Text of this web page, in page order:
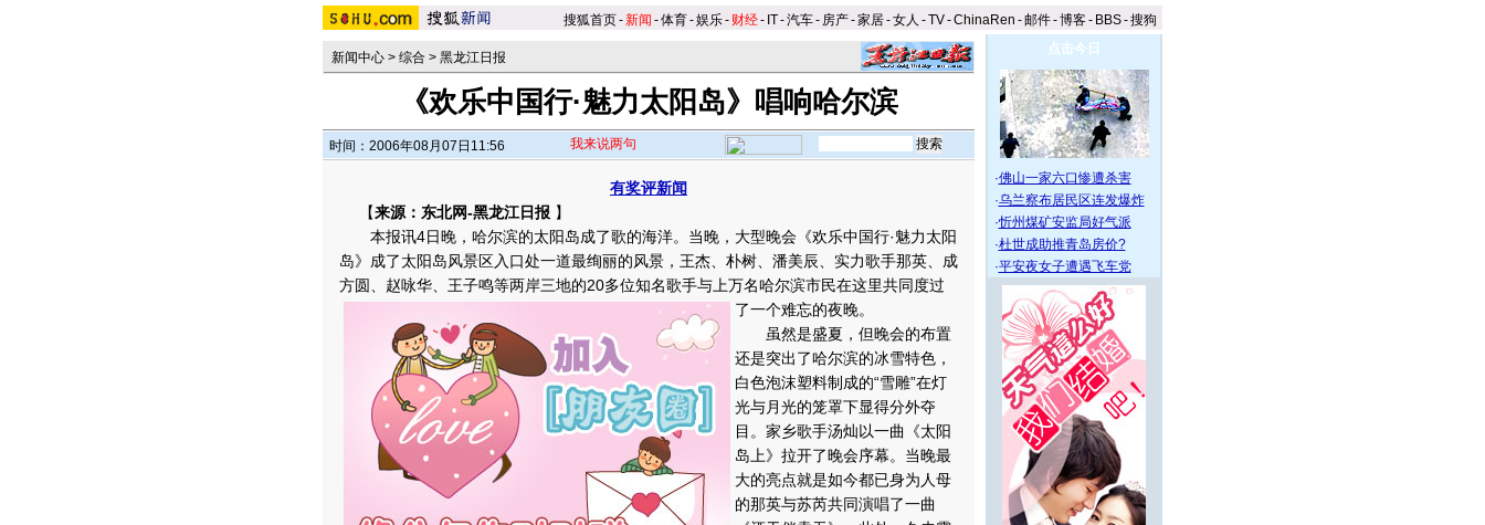
搜狐首页-新闻 -体育-娱乐- 财经- IT-汽车- 房产-家居-女人 -TV-ChinaRen -邮件-博客- BBS-搜狗
新闻中心 > 综合 > 黑龙江日报
《欢乐中国行·魅力太阳岛》唱响哈尔滨
时间：2006年08月07日11:56 我来说两句
有奖评新闻
【来源：东北网-黑龙江日报 】
本报讯4日晚，哈尔滨的太阳岛成了歌的海洋。当晚，大型晚会《欢乐中国行·魅力太阳
岛》成了太阳岛风景区入口处一道最绚丽的风景，王杰、朴树、潘美辰、实力歌手那英、成
方圆、赵咏华、王子鸣等两岸三地的20多位知名歌手与上万名哈尔滨市民在这里共同度过
了一个难忘的夜晚。
虽然是盛夏，但晚会的布置
还是突出了哈尔滨的冰雪特色，
白色泡沫塑料制成的“雪雕”在灯
光与月光的笼罩下显得分外夺
目。家乡歌手汤灿以一曲《太阳
岛上》拉开了晚会序幕。当晚最
大的亮点就是如今都已身为人母
的那英与苏芮共同演唱了一曲
点击今日
·佛山一家六口惨遭杀害
·乌兰察布居民区连发爆炸
·忻州煤矿安监局好气派
·杜世成助推青岛房价?
·平安夜女子遭遇飞车党